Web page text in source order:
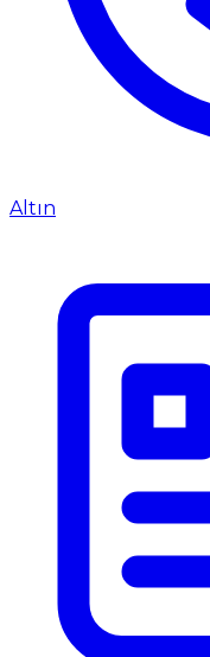
Altın